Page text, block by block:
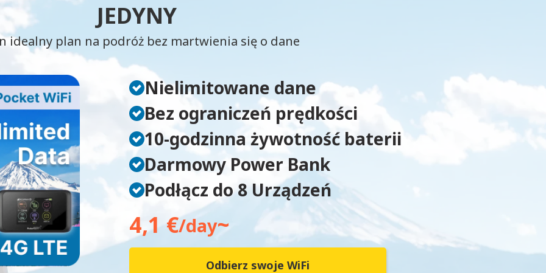
JEDYNY
idealny plan na podróż bez martwienia się o dane
Nielimitowane dane
Bez ograniczeń prędkości
10-godzinna żywotność baterii
Darmowy Power Bank
Podłącz do 8 Urządzeń
4,1 €/day~
Odbierz swoje WiFi